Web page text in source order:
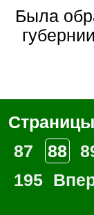
Была образована из 7 северных уездов Виленской
87
88
195